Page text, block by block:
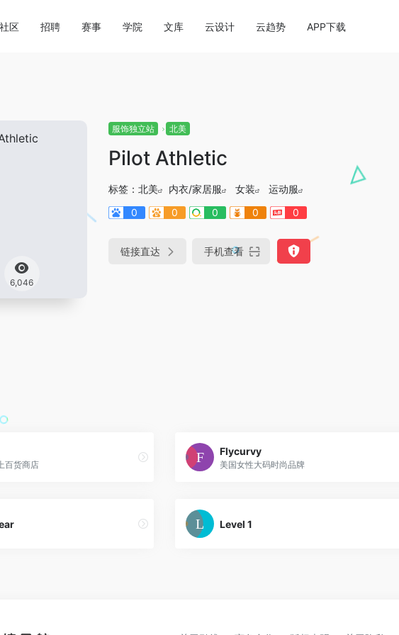
社区 招聘 赛事 学院 文库 云设计 云趋势 APP下载
6,046
服饰独立站 北美
Pilot Athletic
标签： 北美 内衣/家居服 女装
运动服
0
0 0 0 0
链接直达 手机查看
百货商店
Flycurvy
美国女性大码时尚品牌
Level 1